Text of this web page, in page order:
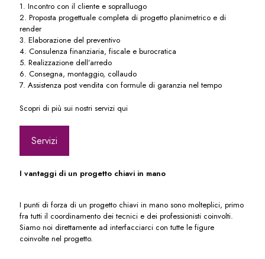
1. Incontro con il cliente e sopralluogo
2. Proposta progettuale completa di progetto planimetrico e di
render
3. Elaborazione del preventivo
4. Consulenza finanziaria, fiscale e burocratica
5. Realizzazione dell’arredo
6. Consegna, montaggio, collaudo
7. Assistenza post vendita con formule di garanzia nel tempo
Scopri di più sui nostri servizi qui
Servizi
I vantaggi di un progetto chiavi in mano
I punti di forza di un progetto chiavi in mano sono molteplici, primo
fra tutti il coordinamento dei tecnici e dei professionisti coinvolti.
Siamo noi direttamente ad interfacciarci con tutte le figure
coinvolte nel progetto.